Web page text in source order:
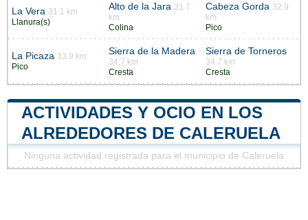
La Vera 31.1 km
Llanura(s)
Alto de la Jara 31.7
km
Colina
Cabeza Gorda 32.9
km
Pico
La Picaza 33.9 km
Pico
Sierra de la Madera
34.7 km
Cresta
Sierra de Torneros
34.7 km
Cresta
ACTIVIDADES Y OCIO EN LOS
ALREDEDORES DE CALERUELA
Ninguna actividad registrada para el municipio de Caleruela